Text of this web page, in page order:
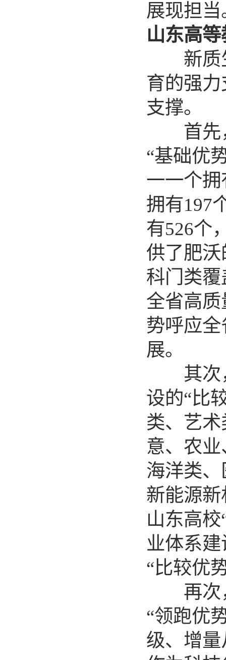
展现担当
山东高
新质生
育的强
支撑。
首先，
“基础优
一一个
拥有197
有526个
供了肥
科门类
全省高
势呼应
展。
其次，
设的“比
类、艺
意、农
海洋类
新能源
山东高
业体系
“比较优
再次，
“领跑优
级、增